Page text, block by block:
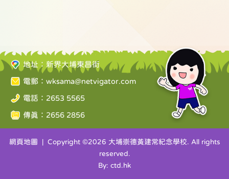
地址：新界大埔東昌街
電郵： wksama@netvigator.com
電話：2653 5565
傳真：2656 2856
網頁地圖 | Copyright ©2026 大埔崇德黃建常紀念學校. All rights
reserved.
By: ctd.hk